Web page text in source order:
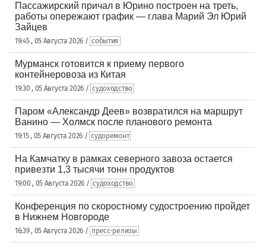
Пассажирский причал в Юрино построен на треть,
работы опережают график — глава Марий Эл Юрий
Зайцев
19:45 , 05 Августа 2026 / события
Мурманск готовится к приему первого
контейнеровоза из Китая
19:30 , 05 Августа 2026 / судоходство
Паром «Александр Деев» возвратился на маршрут
Ванино — Холмск после планового ремонта
19:15 , 05 Августа 2026 / судоремонт
На Камчатку в рамках северного завоза остается
привезти 1,3 тысячи тонн продуктов
19:00 , 05 Августа 2026 / судоходство
Конференция по скоростному судостроению пройдет
в Нижнем Новгороде
16:39 , 05 Августа 2026 / пресс-релизы